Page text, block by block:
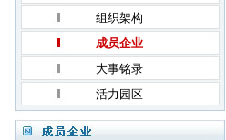
组织架构
成员企业
大事铭录
活力园区